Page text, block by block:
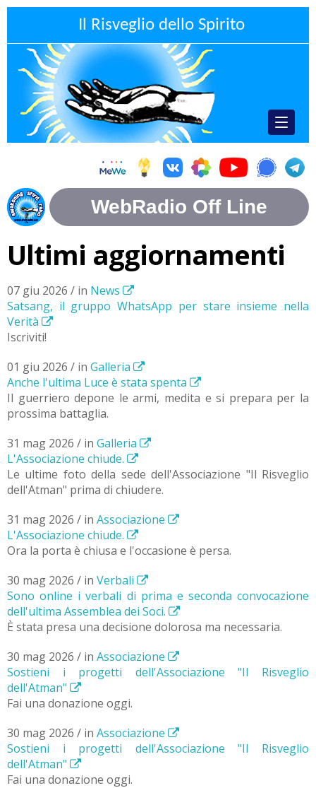
Il Risveglio dello Spirito
Ultimi aggiornamenti
07 giu 2026 / in News
Satsang, il gruppo WhatsApp per stare insieme nella
Verità
Iscriviti!
01 giu 2026 / in Galleria
Anche l'ultima Luce è stata spenta
Il guerriero depone le armi, medita e si prepara per la
prossima battaglia.
31 mag 2026 / in Galleria
L'Associazione chiude.
Le ultime foto della sede dell'Associazione "Il Risveglio
dell'Atman" prima di chiudere.
31 mag 2026 / in Associazione
L'Associazione chiude.
Ora la porta è chiusa e l'occasione è persa.
30 mag 2026 / in Verbali
Sono online i verbali di prima e seconda convocazione
dell'ultima Assemblea dei Soci.
È stata presa una decisione dolorosa ma necessaria.
30 mag 2026 / in Associazione
Sostieni i progetti dell'Associazione "Il Risveglio
dell'Atman"
Fai una donazione oggi.
30 mag 2026 / in Associazione
Sostieni i progetti dell'Associazione "Il Risveglio
dell'Atman"
Fai una donazione oggi.